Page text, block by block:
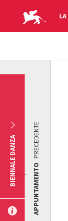
APPUNTAMENTO
PRECEDENTE
BIENNALE DANZA